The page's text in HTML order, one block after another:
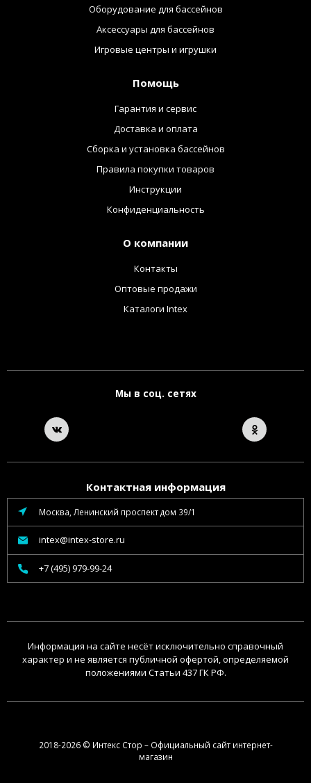
Оборудование для бассейнов
Аксессуары для бассейнов
Игровые центры и игрушки
Помощь
Гарантия и сервис
Доставка и оплата
Сборка и установка бассейнов
Правила покупки товаров
Инструкции
Конфиденциальность
О компании
Контакты
Оптовые продажи
Каталоги Intex
Мы в соц. сетях
Контактная информация
Москва, Ленинский проспект дом 39/1
intex@intex-store.ru
+7 (495) 979-99-24
Информация на сайте несёт исключительно справочный
характер и не является публичной офертой, определяемой
положениями Статьи 437 ГК РФ.
2018-2026 © Интекс Стор – Официальный сайт интернет-
магазин